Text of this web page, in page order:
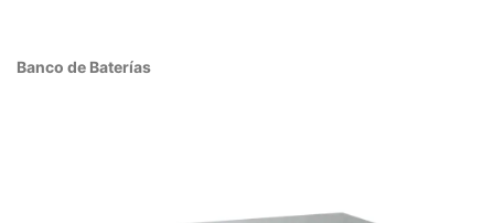
Banco de Baterías